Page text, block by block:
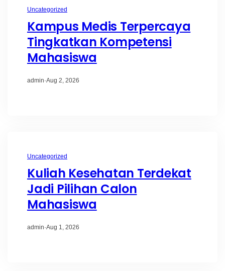
Uncategorized
Kampus Medis Terpercaya
Tingkatkan Kompetensi
Mahasiswa
admin·Aug 2, 2026
Uncategorized
Kuliah Kesehatan Terdekat
Jadi Pilihan Calon
Mahasiswa
admin·Aug 1, 2026